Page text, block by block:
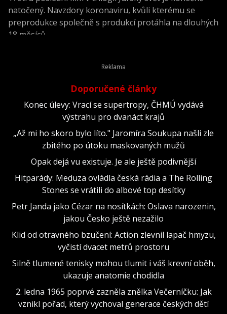
natočený. Navzdory koronaviru, kvůli kterému se
preprodukce společně s produkcí protáhla na dlouhých
18 měsíců.
Doporučené články
Konec úlevy: Vrací se supertropy, ČHMÚ vydává
výstrahu pro dvanáct krajů
„Až mi ho skoro bylo líto." Jaromíra Soukupa našli zle
zbitého po útoku maskovaných mužů
Opak dejá vu existuje. Je ale ještě podivnější
Hitparády: Meduza ovládla česká rádia a The Rolling
Stones se vrátili do albové top desítky
Petr Janda jako Cézar na nosítkách: Oslava narozenin,
jakou Česko ještě nezažilo
Klid od otravného bzučení: Action zlevnil lapač hmyzu,
vyčistí dvacet metrů prostoru
Silně tlumené tenisky mohou tlumit i váš krevní oběh,
ukazuje anatomie chodidla
2. ledna 1965 poprvé zazněla znělka Večerníčku: Jak
vznikl pořad, který vychoval generace českých dětí